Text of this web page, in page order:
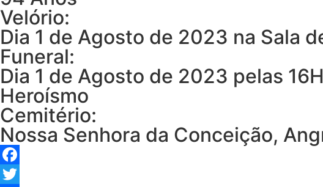
Velório:
Dia 1 de Agosto de 2023 na Sala
Funeral:
Dia 1 de Agosto de 2023 pelas
Heroísmo
Cemitério:
Nossa Senhora da Conceição,
Facebook